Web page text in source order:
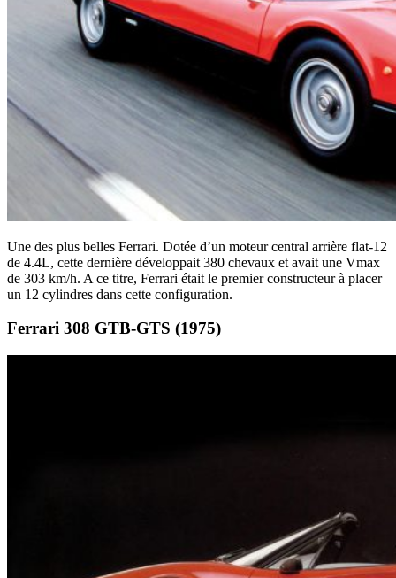
Une des plus belles Ferrari. Dotée d’un moteur central arrière flat-12
de 4.4L, cette dernière développait 380 chevaux et avait une Vmax
de 303 km/h. A ce titre, Ferrari était le premier constructeur à placer
un 12 cylindres dans cette configuration.
Ferrari 308 GTB-GTS (1975)